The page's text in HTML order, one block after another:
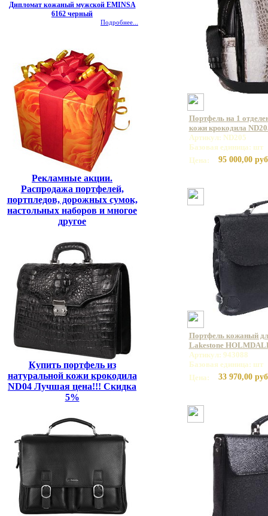
Дипломат кожаный мужской EMINSA
6162 черный
Подробнее...
Рекламные акции.
Распродажа портфелей,
портпледов, дорожных сумок,
настольных наборов и многое
другое
Купить портфель из
натуральной кожи крокодила
ND04 Лучшая цена!!! Скидка
5%
Портфель на 1
кожи крокодила
Артикул: ND205
Базовая единица: шт
Цена:
95 000,00
Портфель кожаный
Lakestone
Артикул: 943088
Базовая единица: шт
Цена:
33 970,00